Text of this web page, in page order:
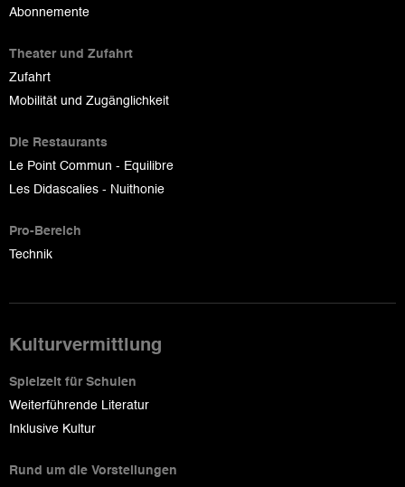
Abonnemente
Theater und Zufahrt
Zufahrt
Mobilität und Zugänglichkeit
Die Restaurants
Le Point Commun - Equilibre
Les Didascalies - Nuithonie
Pro-Bereich
Technik
Kulturvermittlung
Spielzeit für Schulen
Weiterführende Literatur
Inklusive Kultur
Rund um die Vorstellungen